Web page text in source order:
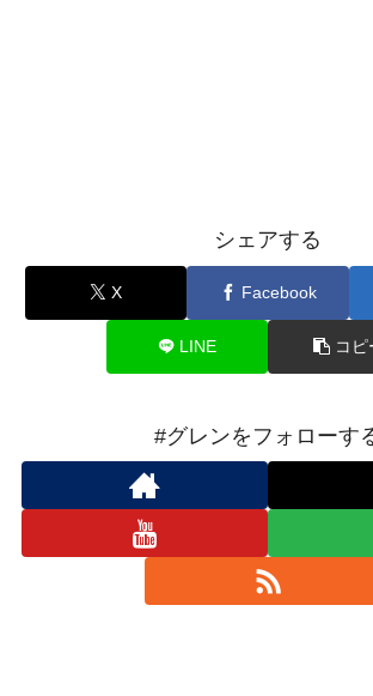
シェアする
X Facebook
LINE コピ
#グレンをフォローす